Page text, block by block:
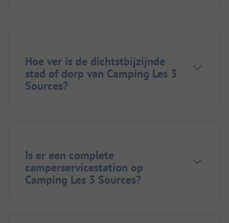
Hoe ver is de dichtstbijzijnde
stad of dorp van Camping Les 3
Sources?
Is er een complete
camperservicestation op
Camping Les 3 Sources?